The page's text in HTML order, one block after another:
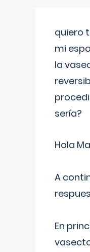
quiero
mi
la
sería?
Hola
A
En